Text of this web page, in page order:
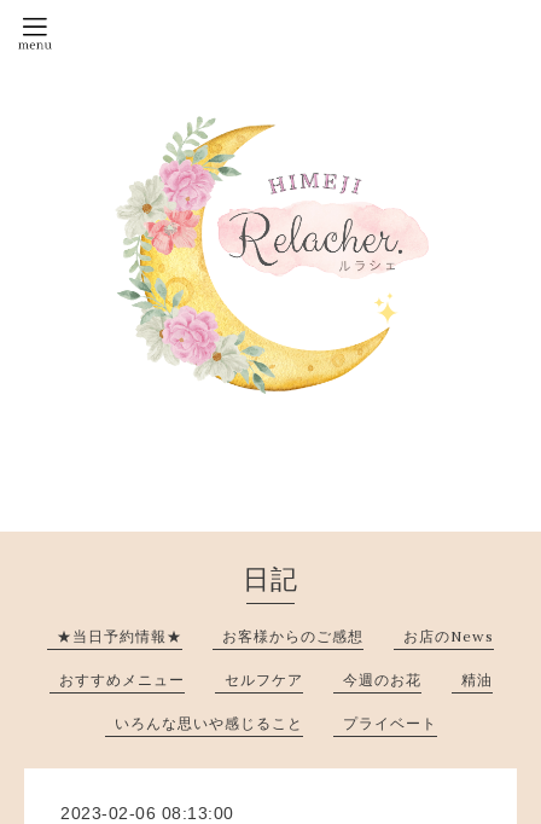
日記
★当日予約情報★ お客様からのご感想 お店のNews
おすすめメニュー セルフケア 今週のお花 精油
いろんな思いや感じること プライベート
2023-02-06 08:13:00